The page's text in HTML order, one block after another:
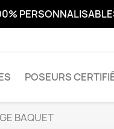
POSEURS
BAQUET